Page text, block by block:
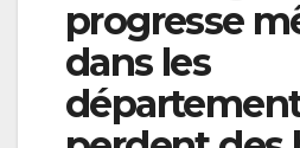
progresse
dans les